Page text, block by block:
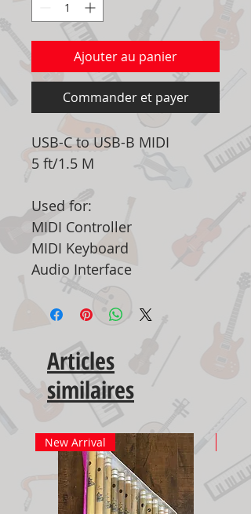
Ajouter au panier
Commander et payer
USB-C to USB-B MIDI
5 ft/1.5 M
Used for:
MIDI Controller
MIDI Keyboard
Audio Interface
Articles
similaires
New Arrival